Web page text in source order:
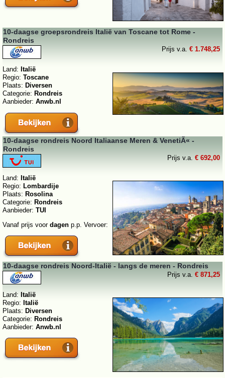
10-daagse groepsrondreis Italië van Toscane tot Rome -
Rondreis
Prijs v.a. € 1.748,25
Land: Italië
Regio: Toscane
Plaats: Diversen
Categorie: Rondreis
Aanbieder: Anwb.nl
10-daagse rondreis Noord Italiaanse Meren & VenetiÃ« -
Rondreis
Prijs v.a. € 692,00
Land: Italië
Regio: Lombardije
Plaats: Rosolina
Categorie: Rondreis
Aanbieder: TUI
Vanaf prijs voor dagen p.p. Vervoer:
10-daagse rondreis Noord-Italië - langs de meren - Rondreis
Prijs v.a. € 871,25
Land: Italië
Regio: Italië
Plaats: Diversen
Categorie: Rondreis
Aanbieder: Anwb.nl